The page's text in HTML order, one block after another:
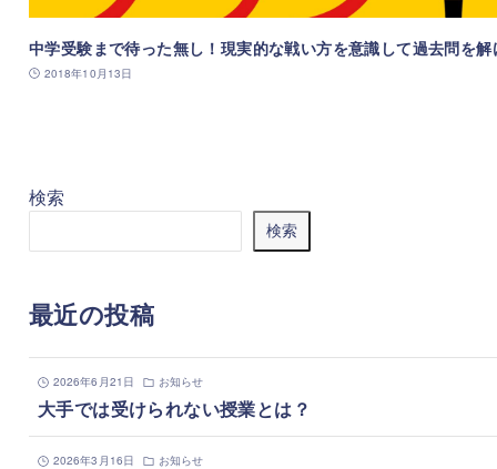
中学受験まで待った無し！現実的な戦い方を意識して過去問を解
2018年10月13日
検索
検索
最近の投稿
2026年6月21日 お知らせ
大手では受けられない授業とは？
2026年3月16日 お知らせ